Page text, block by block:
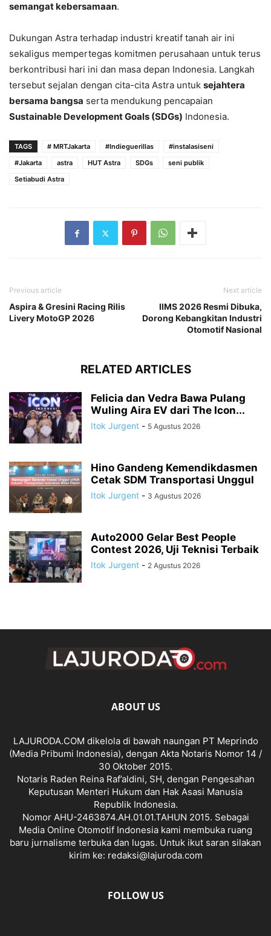
semangat kebersamaan.
Dukungan Astra terhadap industri kreatif tanah air ini
sekaligus mempertegas komitmen perusahaan untuk terus
berkontribusi hari ini dan masa depan Indonesia. Langkah
tersebut sejalan dengan cita-cita Astra untuk sejahtera
bersama bangsa serta mendukung pencapaian
Sustainable Development Goals (SDGs) Indonesia.
TAGS # MRTJakarta #Indieguerillas
#instalasiseni
#Jakarta
astra HUT Astra SDGs
seni publik
Setiabudi Astra
Previous article
Aspira & Gresini Racing Rilis
Livery MotoGP 2026
Next article
IIMS 2026 Resmi Dibuka,
Dorong Kebangkitan Industri
Otomotif Nasional
RELATED ARTICLES
Felicia dan Vedra Bawa Pulang
Wuling Aira EV dari The Icon...
Itok Jurgent - 5 Agustus 2026
Hino Gandeng Kemendikdasmen
Cetak SDM Transportasi Unggul
Itok Jurgent - 3 Agustus 2026
Auto2000 Gelar Best People
Contest 2026, Uji Teknisi Terbaik
Itok Jurgent - 2 Agustus 2026
ABOUT US
LAJURODA.COM dikelola di bawah naungan PT Meprindo
(Media Pribumi Indonesia), dengan Akta Notaris Nomor 14 /
30 Oktober 2015.
Notaris Raden Reina Raf’aldini, SH, dengan Pengesahan
Keputusan Menteri Hukum dan Hak Asasi Manusia
Republik Indonesia.
Nomor AHU-2463874.AH.01.01.TAHUN 2015. Sebagai
Media Online Otomotif Indonesia kami membuka ruang
baru jurnalisme terbuka dan lugas. Untuk ikut saran silakan
kirim ke: redaksi@lajuroda.com
FOLLOW US